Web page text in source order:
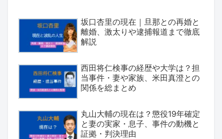
坂口杏里の現在｜旦那との再婚と
離婚、激太りや逮捕報道まで徹底
解説
西田将仁検事の経歴や大学は？担
当事件・妻や家族、米田真澄との
関係を総まとめ
丸山大輔の現在は？懲役19年確定
と妻の実家・息子、事件の動機と
証拠・判決理由